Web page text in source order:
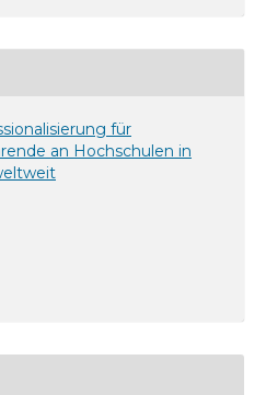
für
an Hochschulen in